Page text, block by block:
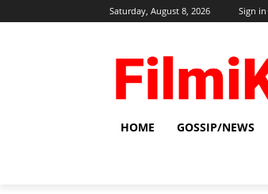
Saturday, August 8, 2026 Sign in
HOME GOSSIP/NEWS